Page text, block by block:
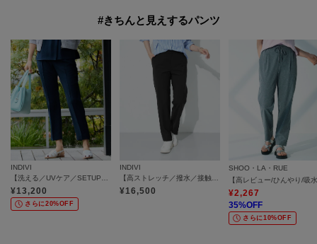
#きちんと見えするパンツ
INDIVI
¥13,200
さらに20%OFF
INDIVI
¥16,500
SHOO・LA・RUE
¥2,267
35%OFF
さらに10%OFF